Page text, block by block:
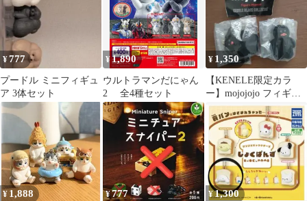
¥777
プードル ミニフィギュ
ア 3体セット
¥1,890
ウルトラマンだにゃん
2 全4種セット
¥ 1,350
【KENELE限定カラ
ー】mojojojo フィギュ
アマスコット
¥ 1,888 ¥777 ¥1,300